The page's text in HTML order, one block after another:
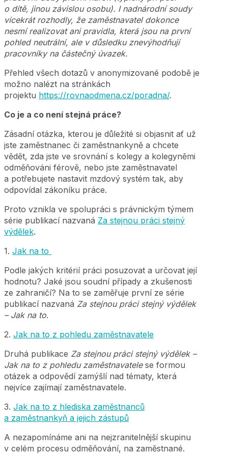
o dítě, jinou závislou osobu). I nadnárodní soudy
vícekrát rozhodly, že zaměstnavatel dokonce
nesmí realizovat ani pravidla, která jsou na první
pohled neutrální, ale v důsledku znevýhodňují
pracovníky na částečný úvazek.
Přehled všech dotazů v anonymizované podobě je
možno nalézt na stránkách
projektu https://rovnaodmena.cz/poradna/.
Co je a co není stejná práce?
Zásadní otázka, kterou je důležité si objasnit ať už
jste zaměstnanec či zaměstnankyně a chcete
vědět, zda jste ve srovnání s kolegy a kolegyněmi
odměňováni férově, nebo jste zaměstnavatel
a potřebujete nastavit mzdový systém tak, aby
odpovídal zákoníku práce.
Proto vznikla ve spolupráci s právnickým týmem
série publikací nazvaná Za stejnou práci stejný
výdělek.
1. Jak na to
Podle jakých kritérií práci posuzovat a určovat její
hodnotu? Jaké jsou soudní případy a zkušenosti
ze zahraničí? Na to se zaměřuje první ze série
publikací nazvaná Za stejnou práci stejný výdělek
– Jak na to.
2. Jak na to z pohledu zaměstnavatele
Druhá publikace Za stejnou práci stejný výdělek –
Jak na to z pohledu zaměstnavatelese formou
otázek a odpovědí zamýšlí nad tématy, která
nejvíce zajímají zaměstnavatele.
3. Jak na to z hlediska zaměstnanců
a zaměstnankyň a jejich zástupů
A nezapomínáme ani na nejzranitelnější skupinu
v celém procesu odměňování, na zaměstnané.